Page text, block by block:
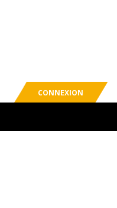
CONNEXION